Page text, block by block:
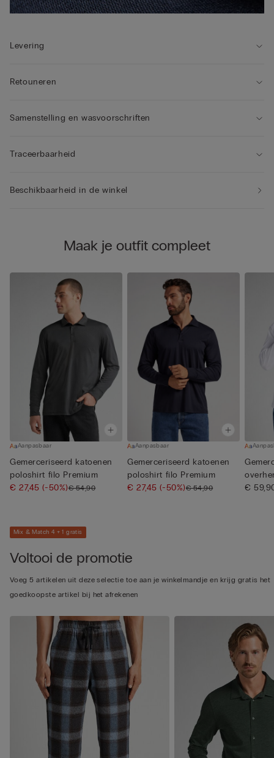
Levering
Retouneren
Samenstelling en wasvoorschriften
Traceerbaarheid
Beschikbaarheid in de winkel
Maak je outfit compleet
Aanpasbaar
Gemerceriseerd katoenen
poloshirt filo Premium
€ 27,45(-50%)€ 54,90
Aanpasbaar
Gemerceriseerd katoenen
poloshirt filo Premium
€ 27,45(-50%)€ 54,90
€
Mix & Match 4 + 1 gratis
Voltooi de promotie
Voeg 5 artikelen uit deze selectie toe aan je winkelmandje en krijg gratis het
goedkoopste artikel bij het afrekenen